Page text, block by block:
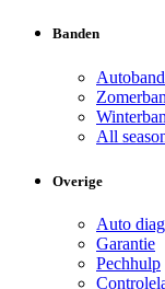
Banden
All
Overige
Auto
Garantie
Pechhulp